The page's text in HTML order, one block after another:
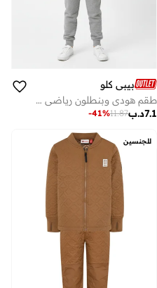
بيبي كلو
طقم هودي وبنطلون رياضي رمادي شتوي من الفليس للجنسين
د.ب7.1
11.87
-41%
للجنسين